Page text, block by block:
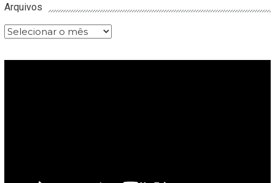
Arquivos
Arquivos